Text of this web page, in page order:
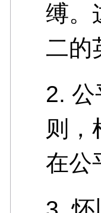
缚。
二的
2.
则，
在公